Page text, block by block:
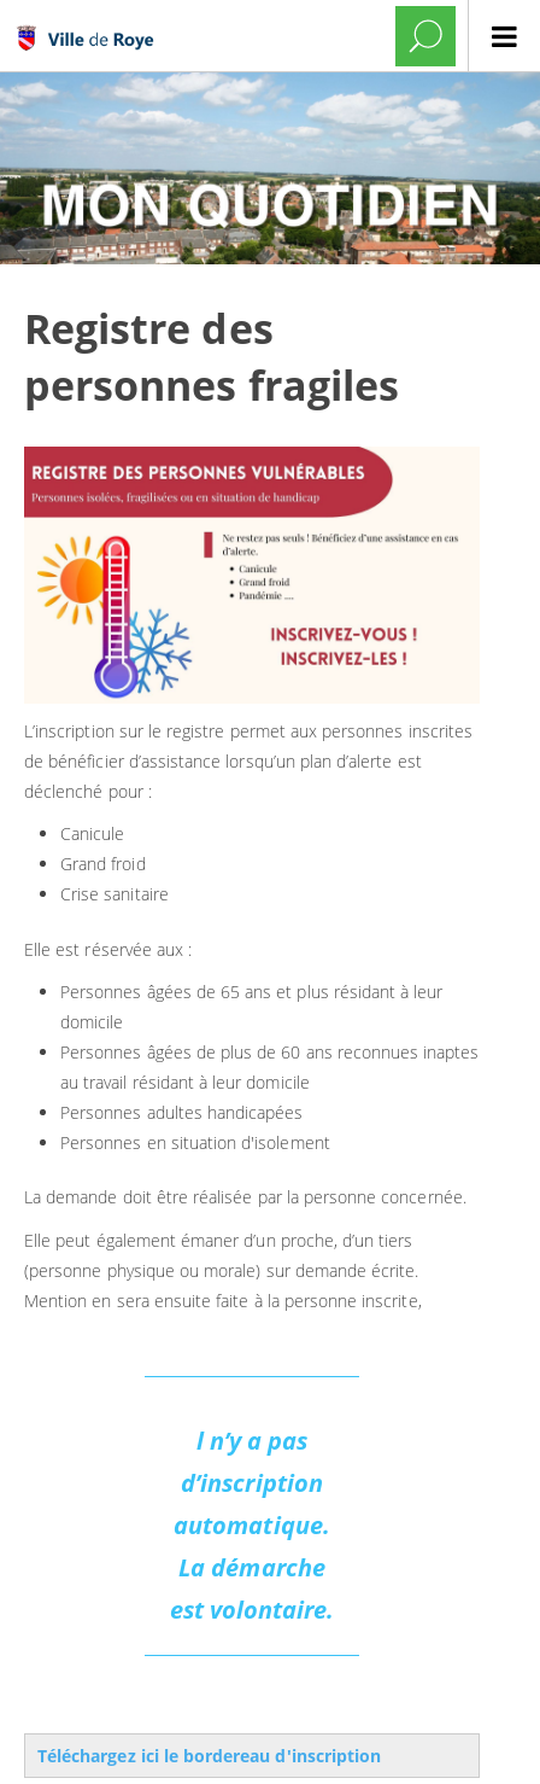
Registre des
personnes fragiles
L’inscription sur le registre permet aux personnes inscrites
de bénéficier d’assistance lorsqu’un plan d’alerte est
déclenché pour :
Canicule
Grand froid
Crise sanitaire
Elle est réservée aux :
Personnes âgées de 65 ans et plus résidant à leur
domicile
Personnes âgées de plus de 60 ans reconnues inaptes
au travail résidant à leur domicile
Personnes adultes handicapées
Personnes en situation d'isolement
La demande doit être réalisée par la personne concernée.
Elle peut également émaner d’un proche, d’un tiers
(personne physique ou morale) sur demande écrite.
Mention en sera ensuite faite à la personne inscrite,
l n’y a pas
d’inscription
automatique.
La démarche
est volontaire.
Téléchargez ici le bordereau d'inscription